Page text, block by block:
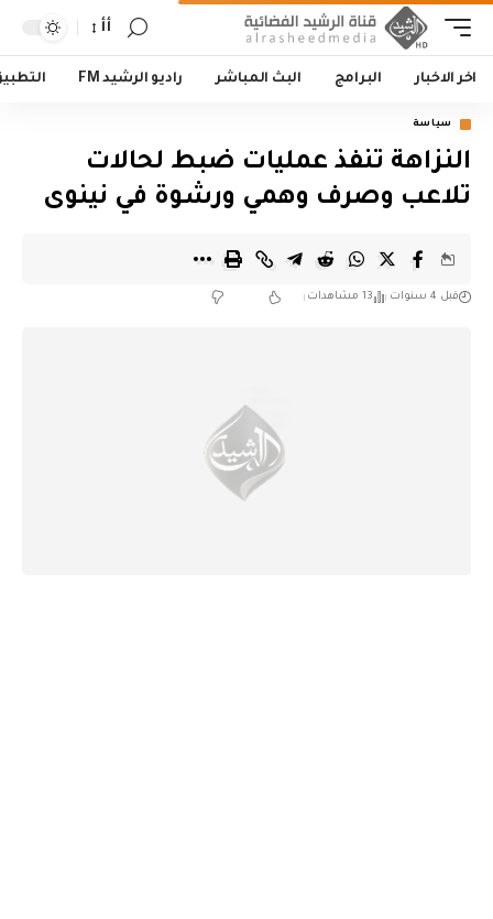
أأ
اخر الاخبار البرامج البث المباشر راديو الرشيد FM
سياسة
‏النزاهة تنفذ عمليات ضبط لحالات
تلاعب وصرف وهمي ورشوة في نينوى‬
قبل 4 سنوات 13 مشاهدات